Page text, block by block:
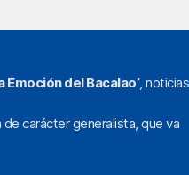
Emoción del Bacalao’,
carácter generalista, que va